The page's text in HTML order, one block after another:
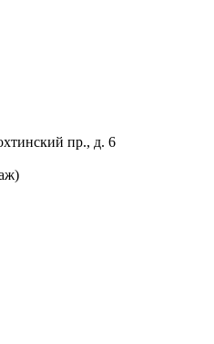
пр., д. 6